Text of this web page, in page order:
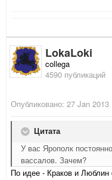
LokaLoki
collega
4590 публикаций
Опубликовано: 27 Jan 2013
Цитата
У вас Ярополк
вассалов. Зачем?
По идее - Краков и Люблин